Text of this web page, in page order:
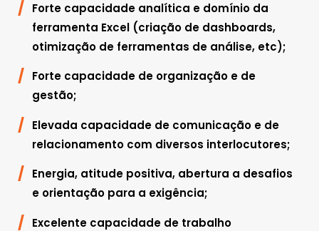
Forte capacidade analítica e domínio da
ferramenta Excel (criação de dashboards,
otimização de ferramentas de análise, etc);
Forte capacidade de organização e de
gestão;
Elevada capacidade de comunicação e de
relacionamento com diversos interlocutores;
Energia, atitude positiva, abertura a desafios
e orientação para a exigência;
Excelente capacidade de trabalho